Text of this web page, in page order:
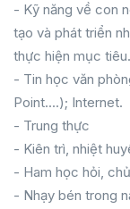
- Kỹ năng về con
tạo và phát triển
thực hiện mục tiêu.
- Tin học văn
Point....); Internet.
- Trung thực
- Kiên trì, nhiệt
- Ham học hỏi,
- Nhạy bén trong